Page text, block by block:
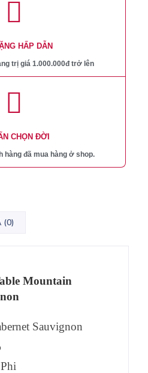
HẤP DẪN
trị giá 1.000.000đ trở lên
CHỌN ĐỜI
hàng đã mua hàng ở shop.
(0)
Mountain
Sauvignon